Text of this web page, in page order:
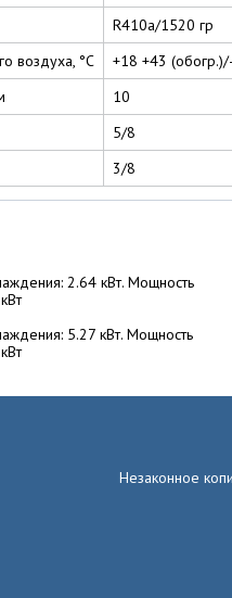
R410a/1520 гр
воздуха, °С
+18 +43
10
5/8
3/8
2.64 кВт. Мощность
5.27 кВт. Мощность
Незаконное